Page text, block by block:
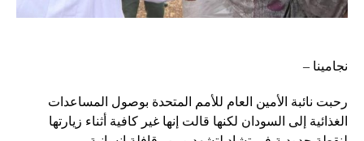
نجامينا –
رحبت نائبة الأمين العام للأمم المتحدة بوصول المساعدات
الغذائية إلى السودان لكنها قالت إنها غير كافية أثناء زيارتها